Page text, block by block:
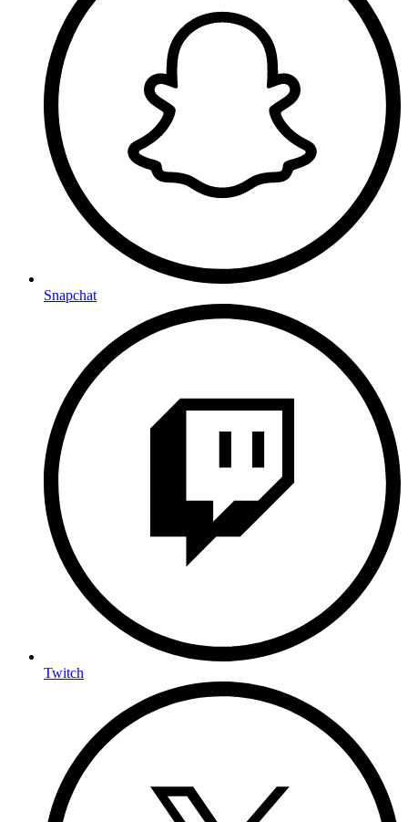
Snapchat
Twitch